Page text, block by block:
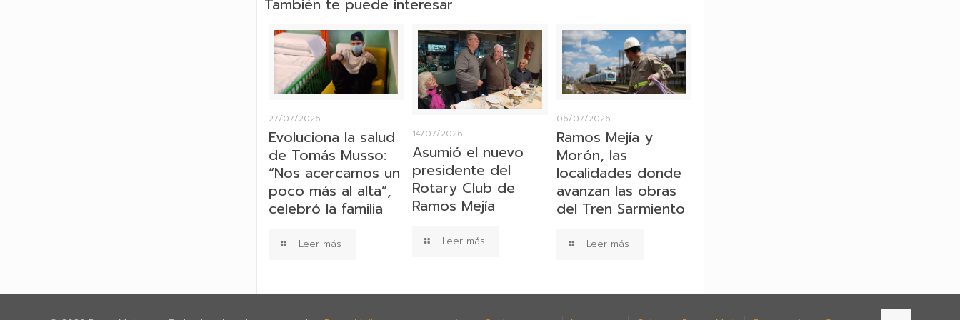
27/07/2026
Evoluciona la salud
de Tomás Musso:
“Nos acercamos un
poco más al alta”,
celebró la familia
Leer más
14/07/2026
Asumió el nuevo
presidente del
Rotary Club de
Ramos Mejía
Leer más
06/07/2026
Ramos Mejía y
Morón, las
localidades donde
avanzan las obras
del Tren Sarmiento
Leer más